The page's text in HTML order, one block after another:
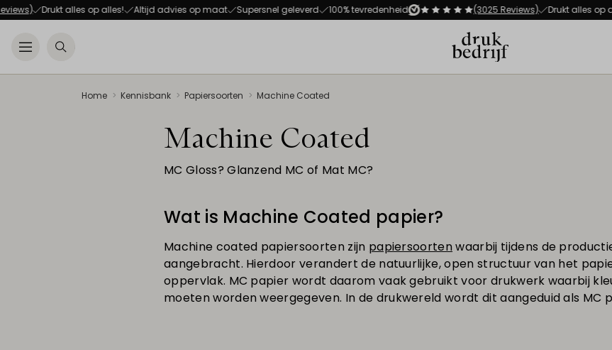
Direct naar de
Direct naar de
Open menu
Zoeken
Drukt alles op alles! Altijd advies op maat Supersnel geleverd 100% tevredenheid (3025 Reviews) Drukt alles op
Home Kennisbank Papiersoorten Machine Coated
Machine Coated
MC Gloss? Glanzend MC of Mat MC?
Wat is Machine Coated papier?
Machine coated papiersoorten zijn papiersoortenwaarbij tijdens de
aangebracht. Hierdoor verandert de natuurlijke, open structuur van het
oppervlak. MC papier wordt daarom vaak gebruikt voor drukwerk waarbij
moeten worden weergegeven. In de drukwereld wordt dit aangeduid als MC